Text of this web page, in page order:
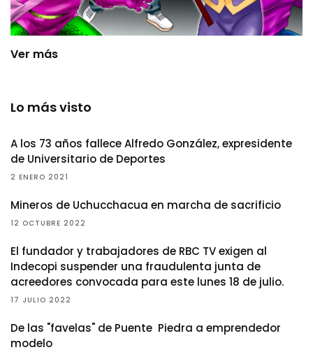
Ver más
Lo más visto
A los 73 años fallece Alfredo González, expresidente
de Universitario de Deportes
2 ENERO 2021
Mineros de Uchucchacua en marcha de sacrificio
12 OCTUBRE 2022
El fundador y trabajadores de RBC TV exigen al
Indecopi suspender una fraudulenta junta de
acreedores convocada para este lunes 18 de julio.
17 JULIO 2022
De las "favelas" de Puente Piedra a emprendedor
modelo